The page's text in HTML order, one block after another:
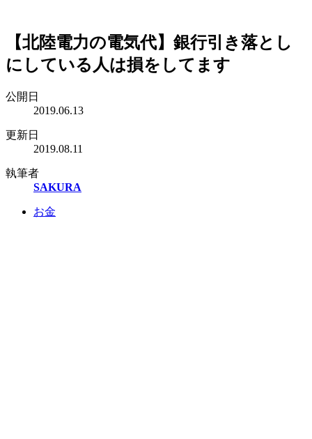
【北陸電力の電気代】銀行引き落とし
にしている人は損をしてます
公開日
2019.06.13
更新日
2019.08.11
執筆者
SAKURA
お金